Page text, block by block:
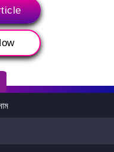
হাইকোর্টের রায়কেই বহাল
নির্বাচন প্রক্রিয়ার ব্যবস্থা
বা কীভাবে হবে নির্বাচন
আগামী তিনমাসের মধ্যে হবে
নিজ নিজ দফতরেই কাজ করতে